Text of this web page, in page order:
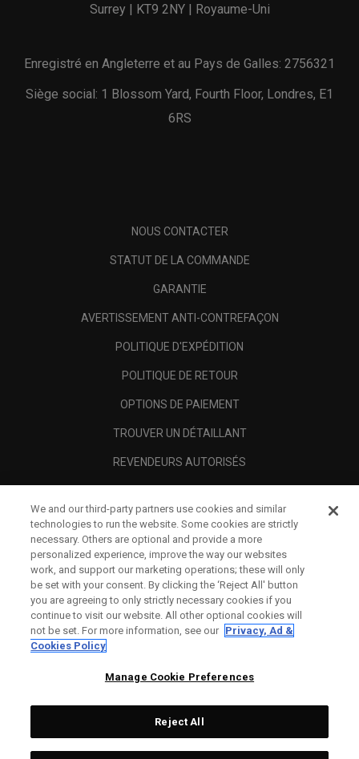
Surrey | KT9 2NY | Royaume-Uni
Enregistré en Angleterre et au Pays de Galles: 2756321
Siège social: 1 Blossom Yard, Fourth Floor, Londres, E1
6RS
NOUS CONTACTER
STATUT DE LA COMMANDE
GARANTIE
AVERTISSEMENT ANTI-CONTREFAÇON
POLITIQUE D'EXPÉDITION
POLITIQUE DE RETOUR
OPTIONS DE PAIEMENT
TROUVER UN DÉTAILLANT
REVENDEURS AUTORISÉS
A PROPOS
MENTIONS LÉGALES
We and our third-party partners use cookies and similar
technologies to run the website. Some cookies are strictly
necessary. Others are optional and provide a more
personalized experience, improve the way our websites
work, and support our marketing operations; these will only
be set with your consent. By clicking the ‘Reject All' button
you are agreeing to only strictly necessary cookies if you
continue to visit our website. All other optional cookies will
not be set. For more information, see our Privacy, Ad &
Cookies Policy
Manage Cookie Preferences
Reject All